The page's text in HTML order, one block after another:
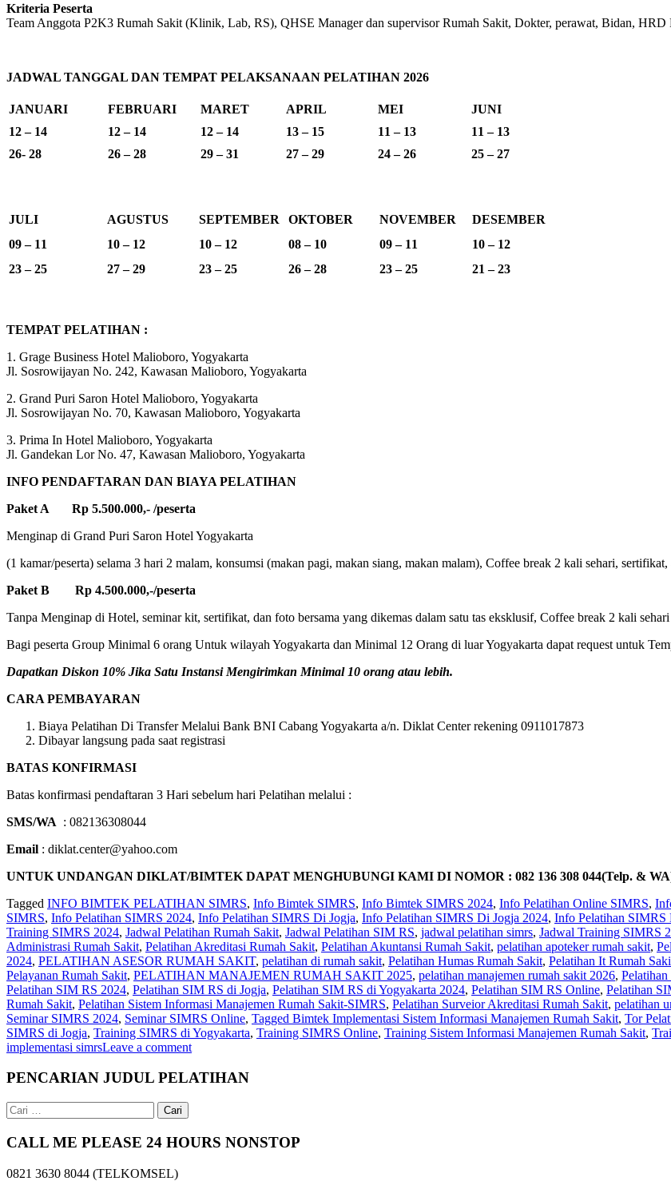
Kriteria Peserta
Team Anggota P2K3 Rumah Sakit (Klinik, Lab, RS), QHSE Manager dan supervisor Rumah Sakit, Dokter, perawat, Bidan,
JADWAL TANGGAL DAN TEMPAT PELAKSANAAN PELATIHAN 2026
JANUARI FEBRUARI MARET APRIL MEI
JUNI
12 – 14
12 – 14 12 – 14 13 – 15 11 – 13
11 – 13
26- 28
26 – 28 29 – 31 27 – 29 24 – 26 25 – 27
JULI AGUSTUS SEPTEMBER OKTOBER NOVEMBER
DESEMBER
09 – 11
10 – 12 10 – 12 08 – 10 09 – 11
10 – 12
23 – 25
27 – 29 23 – 25 26 – 28 23 – 25 21 – 23
TEMPAT PELATIHAN :
1. Grage Business Hotel Malioboro, Yogyakarta
Jl. Sosrowijayan No. 242, Kawasan Malioboro, Yogyakarta
2. Grand Puri Saron Hotel Malioboro, Yogyakarta
Jl. Sosrowijayan No. 70, Kawasan Malioboro, Yogyakarta
3. Prima In Hotel Malioboro, Yogyakarta
Jl. Gandekan Lor No. 47, Kawasan Malioboro, Yogyakarta
INFO PENDAFTARAN DAN BIAYA PELATIHAN
Paket A Rp 5.500.000,- /peserta
Menginap di Grand Puri Saron Hotel Yogyakarta
(1 kamar/peserta) selama 3 hari 2 malam, konsumsi (makan pagi, makan siang, makan malam), Coffee break 2 kali sehari,
Paket B Rp 4.500.000,-/peserta
Tanpa Menginap di Hotel, seminar kit, sertifikat, dan foto bersama yang dikemas dalam satu tas eksklusif, Coffee break 2 kali
Bagi peserta Group Minimal 6 orang Untuk wilayah Yogyakarta dan Minimal 12 Orang di luar Yogyakarta dapat request untuk
Dapatkan Diskon 10% Jika Satu Instansi Mengirimkan Minimal 10 orang atau lebih.
CARA PEMBAYARAN
Biaya Pelatihan Di Transfer Melalui Bank BNI Cabang Yogyakarta a/n. Diklat Center rekening 0911017873
Dibayar langsung pada saat registrasi
BATAS KONFIRMASI
Batas konfirmasi pendaftaran 3 Hari sebelum hari Pelatihan melalui :
SMS/WA : 082136308044
Email : diklat.center@yahoo.com
UNTUK UNDANGAN DIKLAT/BIMTEK DAPAT MENGHUBUNGI KAMI DI NOMOR : 082 136 308 044(Telp. &
Tagged INFO BIMTEK PELATIHAN SIMRS, Info Bimtek SIMRS, Info Bimtek SIMRS 2024, Info Pelatihan Online SIMRS,
SIMRS, Info Pelatihan SIMRS 2024, Info Pelatihan SIMRS Di Jogja, Info Pelatihan SIMRS Di Jogja 2024, Info Pelatihan SIMRS
Training SIMRS 2024, Jadwal Pelatihan Rumah Sakit, Jadwal Pelatihan SIM RS, jadwal pelatihan simrs, Jadwal Training SIMRS
Administrasi Rumah Sakit, Pelatihan Akreditasi Rumah Sakit, Pelatihan Akuntansi Rumah Sakit, pelatihan apoteker rumah sakit,
2024, PELATIHAN ASESOR RUMAH SAKIT, pelatihan di rumah sakit, Pelatihan Humas Rumah Sakit, Pelatihan It Rumah
Pelayanan Rumah Sakit, PELATIHAN MANAJEMEN RUMAH SAKIT 2025, pelatihan manajemen rumah sakit 2026,
Pelatihan SIM RS 2024, Pelatihan SIM RS di Jogja, Pelatihan SIM RS di Yogyakarta 2024, Pelatihan SIM RS Online, Pelatihan
Rumah Sakit, Pelatihan Sistem Informasi Manajemen Rumah Sakit-SIMRS, Pelatihan Surveior Akreditasi Rumah Sakit, pelatihan
Seminar SIMRS 2024, Seminar SIMRS Online, Tagged Bimtek Implementasi Sistem Informasi Manajemen Rumah Sakit, Tor
SIMRS di Jogja, Training SIMRS di Yogyakarta, Training SIMRS Online, Training Sistem Informasi Manajemen Rumah Sakit,
implementasi simrsLeave a comment
PENCARIAN JUDUL PELATIHAN
Cari
untuk:
CALL ME PLEASE 24 HOURS NONSTOP
0821 3630 8044 (TELKOMSEL)